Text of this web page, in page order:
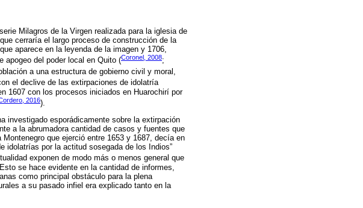
Milagros de la Virgen realizada para la iglesia de
cerraría el largo proceso de construcción de la
aparece en la leyenda de la imagen y 1706,
apogeo del poder local en Quito (Coronel, 2008;
a una estructura de gobierno civil y moral,
el declive de las extirpaciones de idolatría
1607 con los procesos iniciados en Huarochirí por
2016).
investigado esporádicamente sobre la extirpación
a la abrumadora cantidad de casos y fuentes que
que ejerció entre 1653 y 1687, decía en
idolatrías por la actitud sosegada de los Indios”
exponen de modo más o menos general que
se hace evidente en la cantidad de informes,
como principal obstáculo para la plena
a su pasado infiel era explicado tanto en la